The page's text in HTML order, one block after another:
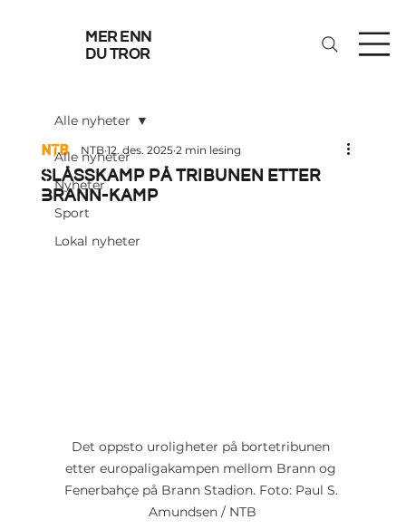
mer enn
du tror
Alle nyheter
Nyheter
Sport
Lokal nyheter
Alle nyheter
Slåsskamp på tribunen etter
Brann-kamp
NTB 12. des. 2025 2 min lesing
Det oppsto uroligheter på bortetribunen
etter europaligakampen mellom Brann og
Fenerbahçe på Brann Stadion. Foto: Paul S.
Amundsen / NTB